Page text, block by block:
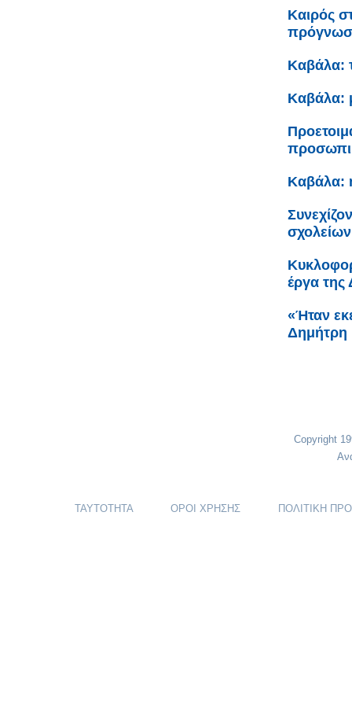
Καιρός
Καβάλα:
Καβάλα:
Καβάλα:
έργα
«Ήταν
Δημήτρη
Copyright
ΤΑΥΤΟΤΗΤΑ ΟΡΟΙ ΧΡΗΣΗΣ ΠΟΛΙΤΙΚΗ